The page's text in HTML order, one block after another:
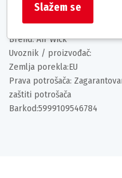
Deklaracija
Brend: Air Wick
Uvoznik / proizvođač:
Zemlja porekla:EU
Prava potrošača:
zaštiti potrošača
Barkod:5999109546784
Slažem se